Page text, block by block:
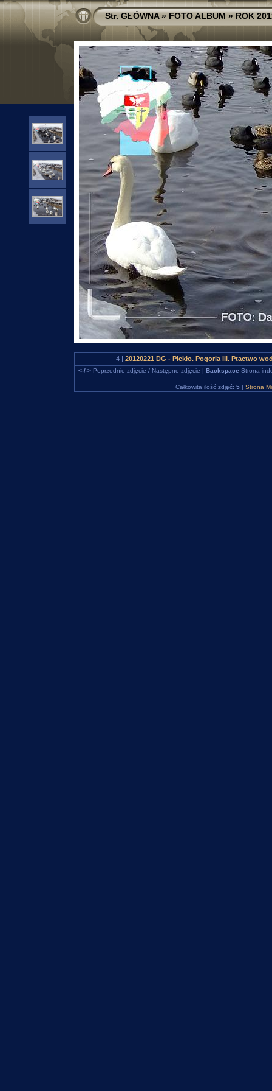
Str. GŁÓWNA»FOTO ALBUM»ROK
4 | 20120221 DG - Piekło. Pogoria III. Ptactwo
<-/->Poprzednie zdjęcie / Następne zdjęcie | Backspace Strona
Całkowita ilość zdjęć: 5 | Strona